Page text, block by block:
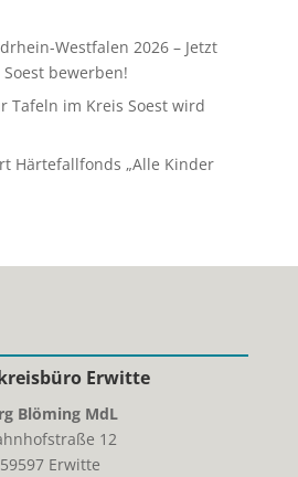
Westfalen 2026 – Jetzt
bewerben!
Tafeln im Kreis Soest wird
Härtefallfonds „Alle Kinder
Erwitte
Blöming MdL
12
59597 Erwitte